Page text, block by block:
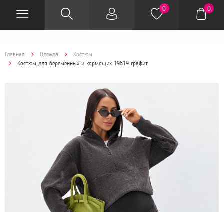
0 0
Главная Одежда
Костюм
Костюм для беременных и кормящих 19619 графит